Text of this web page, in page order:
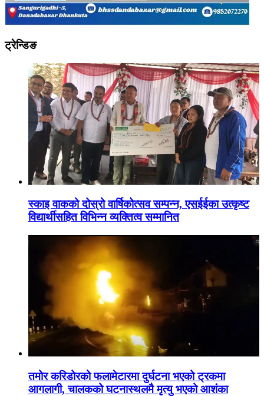
ट्रेन्डिङ
स्काइ वाकको दोस्रो वार्षिकोत्सव सम्पन्न, एसईईका उत्कृष्ट
विद्यार्थीसहित विभिन्न व्यक्तित्व सम्मानित
तमोर करिडोरको फलामेटारमा दुर्घटना भएको ट्रकमा
आगलागी, चालकको घटनास्थलमै मृत्यु भएको आशंका